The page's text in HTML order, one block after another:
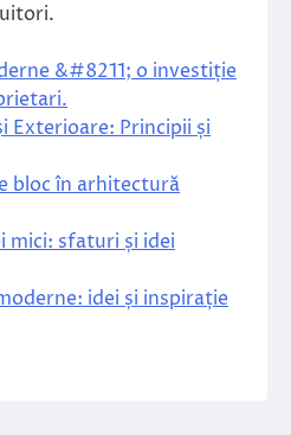
&#8211; o investiție
Exterioare: Principii și
bloc în arhitectură
mici: sfaturi și idei
idei și inspirație